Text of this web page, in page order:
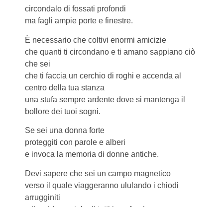
circondalo di fossati profondi
ma fagli ampie porte e finestre.
È necessario che coltivi enormi amicizie
che quanti ti circondano e ti amano sappiano ciò
che sei
che ti faccia un cerchio di roghi e accenda al
centro della tua stanza
una stufa sempre ardente dove si mantenga il
bollore dei tuoi sogni.
Se sei una donna forte
proteggiti con parole e alberi
e invoca la memoria di donne antiche.
Devi sapere che sei un campo magnetico
verso il quale viaggeranno ululando i chiodi
arrugginiti